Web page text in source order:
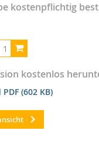
kostenpflichtig
kostenlos
(602 KB)